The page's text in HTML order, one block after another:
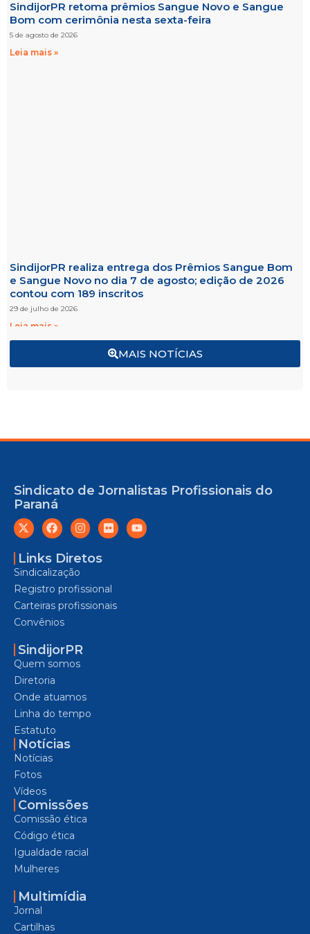
MAIS NOTÍCIAS
SindijorPR retoma prêmios Sangue Novo e Sangue
Bom com cerimônia nesta sexta-feira
5 de agosto de 2026
Leia mais »
SindijorPR realiza entrega dos Prêmios Sangue Bom
e Sangue Novo no dia 7 de agosto; edição de 2026
contou com 189 inscritos
29 de julho de 2026
Leia mais »
Sindicato de Jornalistas Profissionais do
Paraná
Links Diretos
Sindicalização
Registro profissional
Carteiras profissionais
Convênios
SindijorPR
Quem somos
Diretoria
Onde atuamos
Linha do tempo
Estatuto
Notícias
Notícias
Fotos
Vídeos
Comissões
Comissão ética
Código ética
Igualdade racial
Mulheres
Multimídia
Jornal
Cartilhas